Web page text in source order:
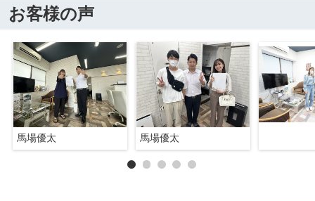
お客様の声
馬場優太 馬場優太